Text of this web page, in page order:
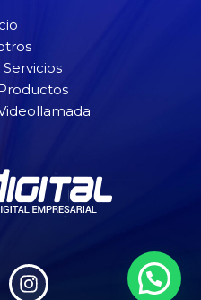
I
n